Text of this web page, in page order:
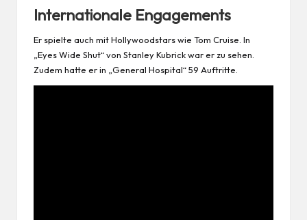
Internationale Engagements
Er spielte auch mit Hollywoodstars wie Tom Cruise. In
„Eyes Wide Shut“ von Stanley Kubrick war er zu sehen.
Zudem hatte er in „General Hospital“ 59 Auftritte.